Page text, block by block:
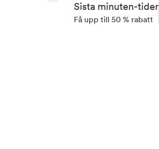
Sista minuten-tider
Få upp till 50 % rabatt